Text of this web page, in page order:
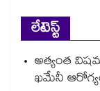
లేటెస్ట్
అత్యంత
ఖమేనీ